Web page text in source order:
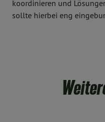
koordinieren und
sollte hierbei eng